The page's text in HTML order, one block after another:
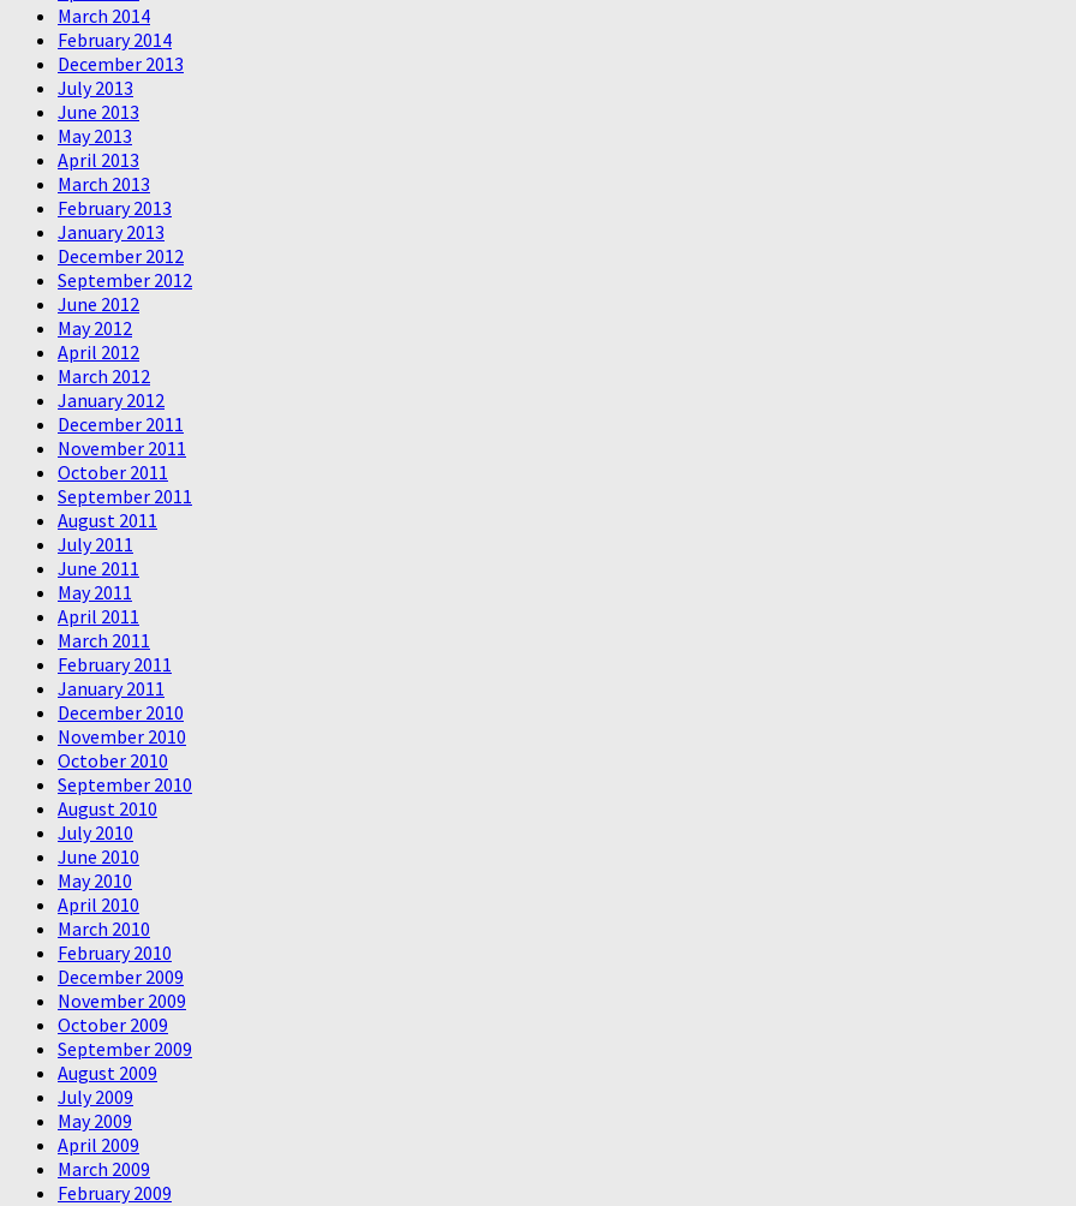
March 2014
February 2014
December 2013
July 2013
June 2013
May 2013
April 2013
March 2013
February 2013
January 2013
December 2012
September 2012
June 2012
May 2012
April 2012
March 2012
January 2012
December 2011
November 2011
October 2011
September 2011
August 2011
July 2011
June 2011
May 2011
April 2011
March 2011
February 2011
January 2011
December 2010
November 2010
October 2010
September 2010
August 2010
July 2010
June 2010
May 2010
April 2010
March 2010
February 2010
December 2009
November 2009
October 2009
September 2009
August 2009
July 2009
May 2009
April 2009
March 2009
February 2009